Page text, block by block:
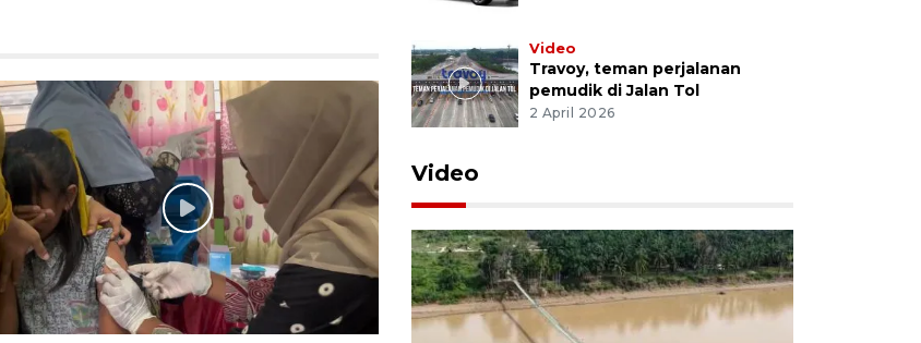
Video
Travoy, teman perjalanan
pemudik di Jalan Tol
2 April 2026
Video